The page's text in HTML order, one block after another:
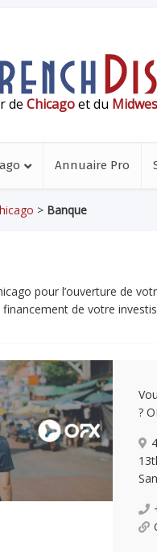
de Chicagoet du
Annuaire Pro
> Banque
pour l’ouverture de
de votre
?